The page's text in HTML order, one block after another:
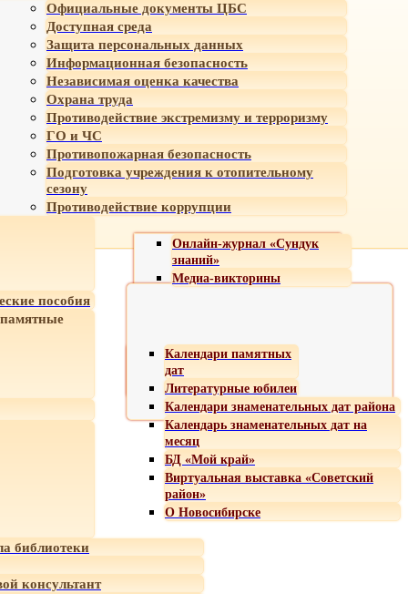
Официальные документы ЦБС
Доступная среда
Защита персональных данных
Информационная безопасность
Независимая оценка качества
Охрана труда
Противодействие экстремизму и терроризму
ГО и ЧС
Противопожарная безопасность
Подготовка учреждения к отопительному
сезону
Противодействие коррупции
Онлайн-журнал «Сундук
знаний»
Медиа-викторины
пособия
Календари памятных
дат
Литературные юбилеи
Календари знаменательных дат района
Календарь знаменательных дат на
месяц
БД «Мой край»
Виртуальная выставка «Советский
район»
О Новосибирске
библиотеки
консультант